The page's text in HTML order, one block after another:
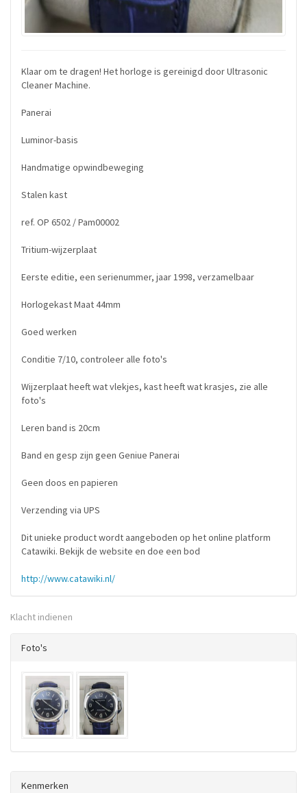
Klaar om te dragen! Het horloge is gereinigd door Ultrasonic
Cleaner Machine.
Panerai
Luminor-basis
Handmatige opwindbeweging
Stalen kast
ref. OP 6502 / Pam00002
Tritium-wijzerplaat
Eerste editie, een serienummer, jaar 1998, verzamelbaar
Horlogekast Maat 44mm
Goed werken
Conditie 7/10, controleer alle foto's
Wijzerplaat heeft wat vlekjes, kast heeft wat krasjes, zie alle
foto's
Leren band is 20cm
Band en gesp zijn geen Geniue Panerai
Geen doos en papieren
Verzending via UPS
Dit unieke product wordt aangeboden op het online platform
Catawiki. Bekijk de website en doe een bod
http://www.catawiki.nl/
Klacht indienen
Foto's
Kenmerken